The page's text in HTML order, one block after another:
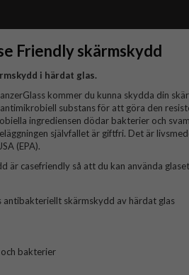
Friendly skärmskydd
i härdat glas.
kommer du kunna skydda din
substans för att göra den
ingrediensen dödar bakterier och
självfallet är giftfri. Det är
(EPA).
är casefriendly så att du kan använda
antibakteriellt skärmskydd av härdat glas
bakterier